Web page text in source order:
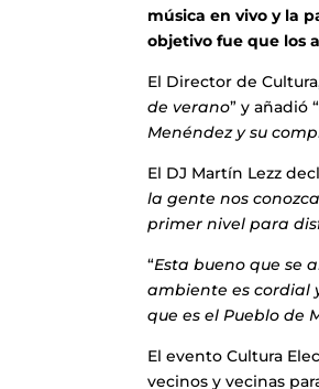
música en vivo y la
objetivo fue que los
El Director de
de verano” y añadió “
Menéndez y su
El DJ Martín Lezz
la gente nos
primer nivel para
“Esta bueno que se
ambiente es cordial
que es el Pueblo de
El evento Cultura
vecinos y vecinas